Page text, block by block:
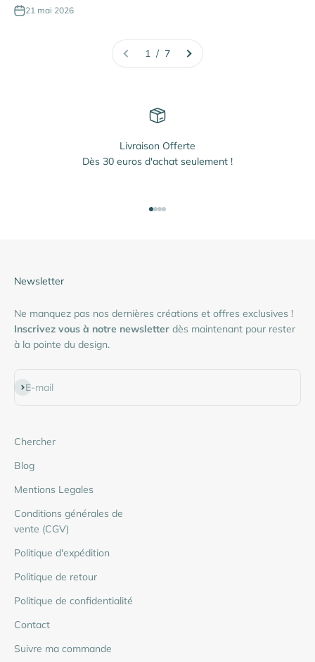
21 mai 2026
1 / 7
Livraison Offerte
Dès 30 euros d'achat seulement !
Newsletter
Ne manquez pas nos dernières créations et offres exclusives !
Inscrivez vous à notre newsletter dès maintenant pour rester
à la pointe du design.
E-mail
S'inscrire
Chercher
Blog
Mentions Legales
Conditions générales de
vente (CGV)
Politique d'expédition
Politique de retour
Politique de confidentialité
Contact
Suivre ma commande